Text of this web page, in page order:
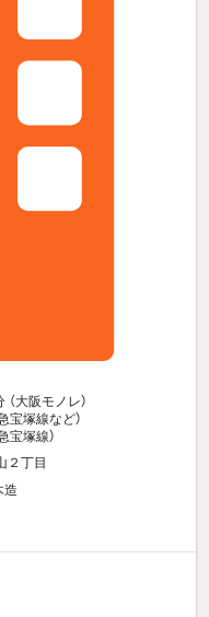
（大阪モノレ）
宝塚線など）
宝塚線）
２丁目
造